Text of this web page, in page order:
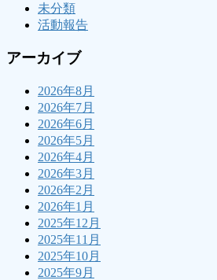
未分類
活動報告
アーカイブ
2026年8月
2026年7月
2026年6月
2026年5月
2026年4月
2026年3月
2026年2月
2026年1月
2025年12月
2025年11月
2025年10月
2025年9月